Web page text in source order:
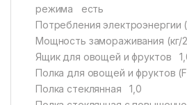
режима есть
Потребления
Мощность замораживания
Ящик для овощей и фруктов
Полка для овощей и фруктов
Полка стеклянная 1,0